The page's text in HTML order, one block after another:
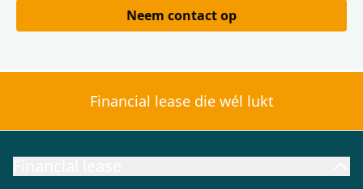
Neem contact op
Financial lease die wél lukt